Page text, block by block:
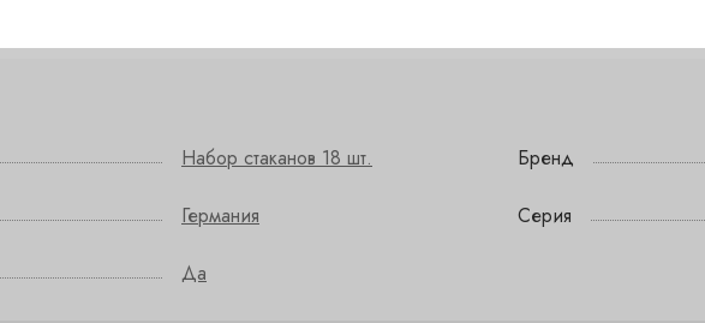
Набор стаканов 18 шт. Бренд
Германия Серия
Да